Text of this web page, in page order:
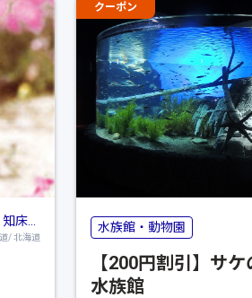
見・紋別
/ 北海道
クーポン
水族館・動物園
【200円割引】サ
水族館